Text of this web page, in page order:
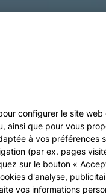
configurer le site web
ainsi que pour vous
à vos préférences
(par ex. pages
sur le bouton «
d'analyse,
vos informations